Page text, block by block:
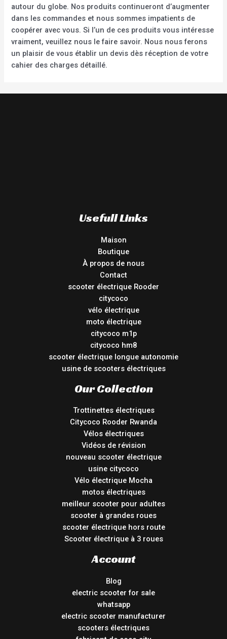
autour du globe. Nos produits continueront d’augmenter
dans les commandes et nous sommes impatients de
coopérer avec vous. Si l’un de ces produits vous intéresse
vraiment, veuillez nous le faire savoir. Nous nous ferons
un plaisir de vous établir un devis dès réception de votre
cahier des charges détaillé.
Usefull Links
Maison
Boutique
À propos de nous
Contact
scooter électrique Rooder
citycoco
vélo électrique
moto électrique
citycoco m1p
citycoco hm8
scooter électrique longue autonomie
usine de scooters électriques
Our Collection
Trottinettes électriques
Citycoco Rooder Rwanda
Vélos électriques
Vidéos de révision
nouveau scooter électrique
usine citycoco
Vélo électrique Mocha
motos électriques
meilleur scooter pour adultes
scooter à grandes roues
scooter électrique hors route
Scooter électrique à 3 roues
Account
Blog
electric scooter for sale
whatsapp
electric scooter manufacturer
scooters électriques